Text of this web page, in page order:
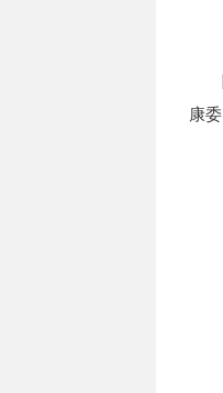
康